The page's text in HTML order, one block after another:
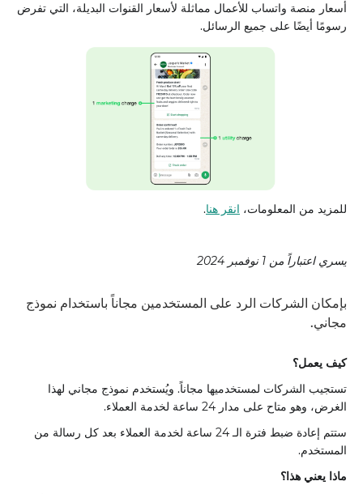
أسعار منصة واتساب للأعمال مماثلة لأسعار القنوات البديلة، التي تفرض
رسومًا أيضًا على جميع الرسائل.
للمزيد من المعلومات، انقر هنا.
يسري اعتباراً من 1 نوفمبر 2024
بإمكان الشركات الرد على المستخدمين مجاناً باستخدام نموذج
مجاني.
كيف يعمل؟
تستجيب الشركات لمستخدميها مجاناً. ويُستخدم نموذج مجاني لهذا
الغرض، وهو متاح على مدار 24 ساعة لخدمة العملاء.
ستتم إعادة ضبط فترة الـ 24 ساعة لخدمة العملاء بعد كل رسالة من
المستخدم.
ماذا يعني هذا؟